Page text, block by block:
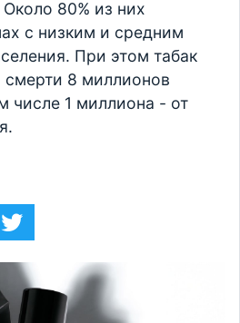
80% из них
с низким и средним
При этом табак
смерти 8 миллионов
числе 1 миллиона - от